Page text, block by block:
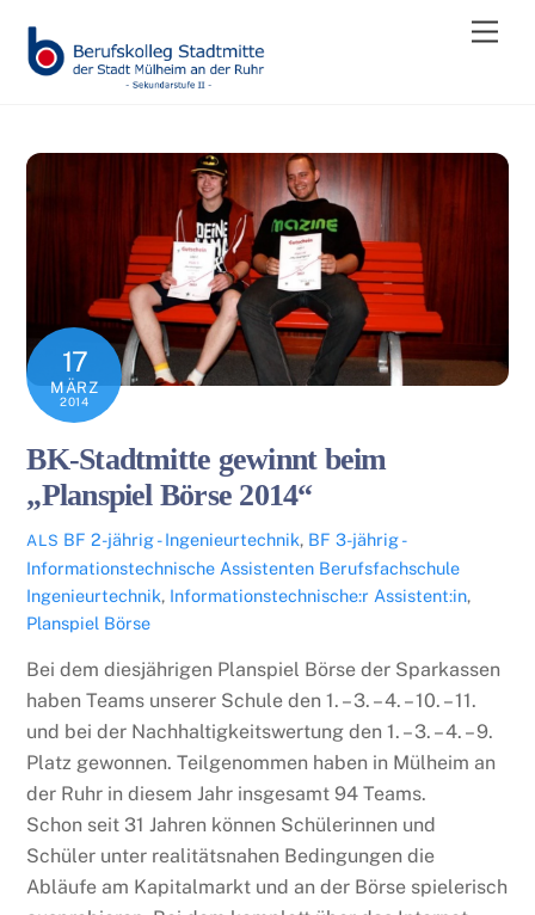
content
17
MÄRZ
2014
BK-Stadtmitte gewinnt beim
„Planspiel Börse 2014“
ALS BF 2-jährig - Ingenieurtechnik, BF 3-jährig -
Informationstechnische Assistenten Berufsfachschule
Ingenieurtechnik, Informationstechnische:r Assistent:in,
Planspiel Börse
Bei dem diesjährigen Planspiel Börse der Sparkassen
haben Teams unserer Schule den 1. – 3. – 4. – 10. – 11.
und bei der Nachhaltigkeitswertung den 1. – 3. – 4. – 9.
Platz gewonnen. Teilgenommen haben in Mülheim an
der Ruhr in diesem Jahr insgesamt 94 Teams.
Schon seit 31 Jahren können Schülerinnen und
Schüler unter realitätsnahen Bedingungen die
Abläufe am Kapitalmarkt und an der Börse spielerisch